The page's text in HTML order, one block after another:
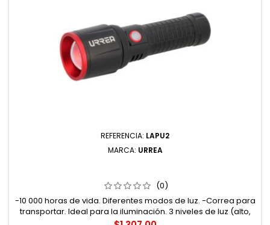
REFERENCIA: LAPU2
MARCA: URREA
(0)
-10 000 horas de vida. Diferentes modos de luz. -Correa para
transportar. Ideal para la iluminación. 3 niveles de luz (alto,
bajo, intermitente). -Pantalla de cristal. Correa de mano